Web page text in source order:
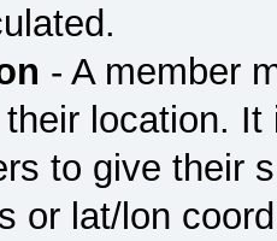
- A member
location.
to give their
or lat/lon